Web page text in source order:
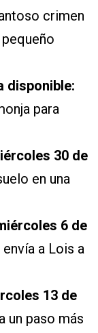
crimen
disponible:
para
30 de
en una
6 de
a Lois a
13 de
un paso más